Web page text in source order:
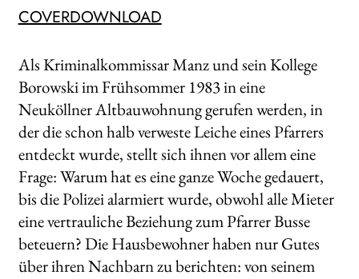
COVERDOWNLOAD
Als Kriminalkommissar Manz und sein Kollege
Borowski im Frühsommer 1983 in eine
Neuköllner Altbauwohnung gerufen werden, in
der die schon halb verweste Leiche eines Pfarrers
entdeckt wurde, stellt sich ihnen vor allem eine
Frage: Warum hat es eine ganze Woche gedauert,
bis die Polizei alarmiert wurde, obwohl alle Mieter
eine vertrauliche Beziehung zum Pfarrer Busse
beteuern? Die Hausbewohner haben nur Gutes
über ihren Nachbarn zu berichten: von seinem